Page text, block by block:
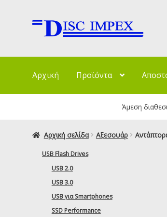
Απευθείας
μετάβαση
Μετάβαση
Αρχική Προϊόντα
Άμεση
Αρχική σελίδα Αξεσουάρ
USB Flash Drives
USB 2.0
USB 3.0
USB για Smartphones
SSD Performance